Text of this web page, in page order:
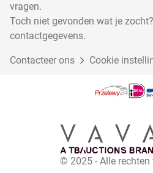
vragen.
Toch niet gevonden wat je
contactgegevens.
Contacteer ons Cookie
© 2025 - Alle rechten